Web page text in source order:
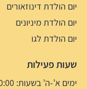
יום הולדת דינוזאורים
יום הולדת מיניונים
יום הולדת לגו
שעות פעילות
ימים א’-ה’ בשעות: 09:00-20:00